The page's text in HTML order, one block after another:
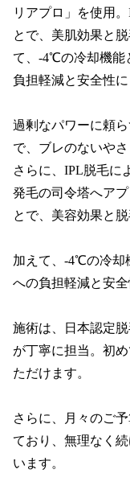
リアプロ」を使用
とで、美肌効果と
て、‐4℃の冷却機能
負担軽減と安全性
過剰なパワーに頼
で、ブレのないやさ
さらに、IPL脱毛に
発毛の司令塔へア
とで、美容効果と
加えて、‐4℃の冷却
への負担軽減と安
施術は、日本認定
が丁寧に担当。初
ただけます。
さらに、月々のご
ており、無理なく
います。